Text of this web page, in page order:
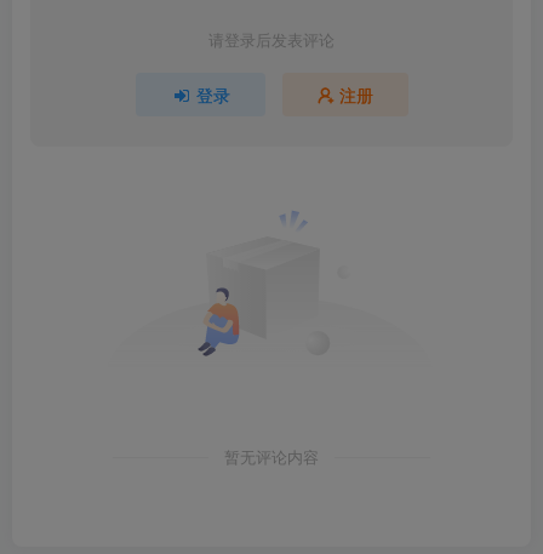
请登录后发表评论
登录 注册
暂无评论内容